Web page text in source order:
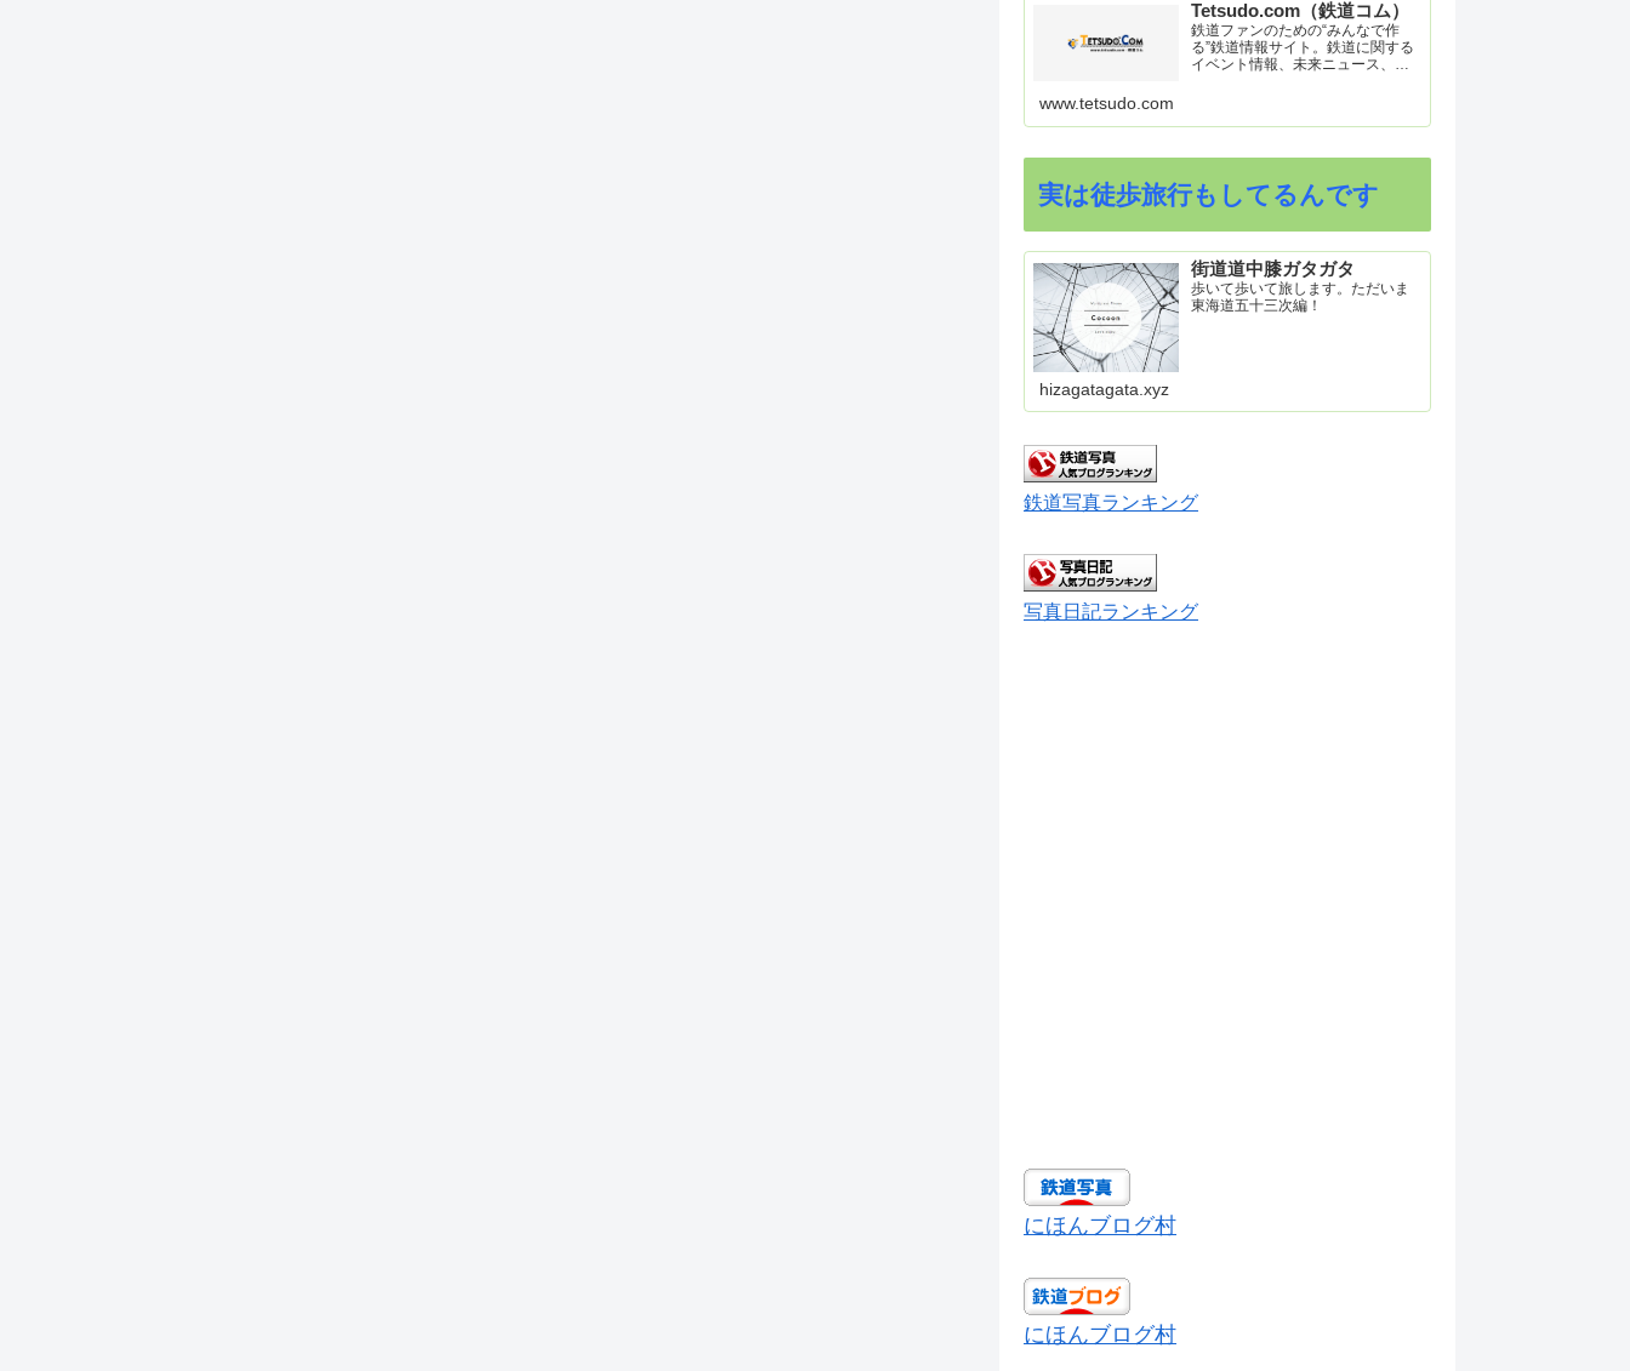
Tetsudo.com（鉄道コム）
鉄道ファンのための“みんなで作
る”鉄道情報サイト。鉄道に関する
イベント情報、未来ニュース、車
ク集や、参加型ゲーム「駅つなゲ
www.tetsudo.com
実は徒歩旅行もしてるんです
街道道中膝ガタガタ
歩いて歩いて旅します。ただいま
東海道五十三次編！
hizagatagata.xyz
鉄道写真ランキング
写真日記ランキング
にほんブログ村
にほんブログ村